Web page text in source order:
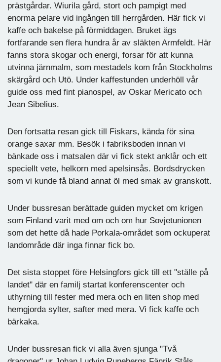
prästgårdar. Wiurila gård, stort och pampigt med
enorma pelare vid ingången till herrgården. Här fick vi
kaffe och bakelse på förmiddagen. Bruket ägs
fortfarande sen flera hundra år av släkten Armfeldt. Här
fanns stora skogar och energi, forsar för att kunna
utvinna järnmalm, som mestadels kom från Stockholms
skärgård och Utö. Under kaffestunden underhöll vår
guide oss med fint pianospel, av Oskar Mericato och
Jean Sibelius.
Den fortsatta resan gick till Fiskars, kända för sina
orange saxar mm. Besök i fabriksboden innan vi
bänkade oss i matsalen där vi fick stekt anklår och ett
speciellt vete, helkorn med apelsinsås. Bordsdrycken
som vi kunde få bland annat öl med smak av granskott.
Under bussresan berättade guiden mycket om krigen
som Finland varit med om och om hur Sovjetunionen
som det hette då hade Porkala-området som ockuperat
landområde där inga finnar fick bo.
Det sista stoppet före Helsingfors gick till ett "ställe på
landet" där en familj startat konferenscenter och
uthyrning till fester med mera och en liten shop med
hemgjorda sylter, safter med mera. Vi fick kaffe och
bärkaka.
Under bussresan fick vi alla även sjunga "Två